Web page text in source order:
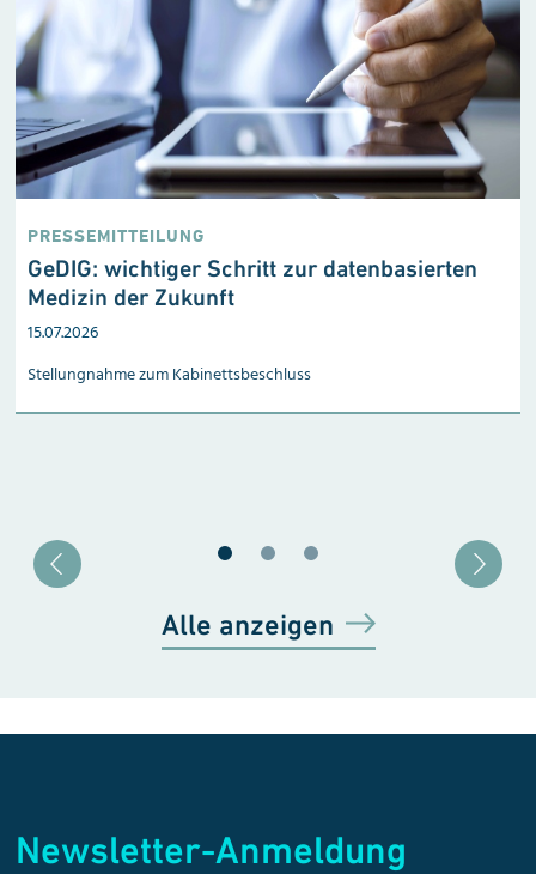
PRESSEMITTEILUNG
GeDIG: wichtiger Schritt zur datenbasierten
Medizin der Zukunft
15.07.2026
Stellungnahme zum Kabinetts­beschluss
Alle anzeigen
Newsletter-Anmeldung